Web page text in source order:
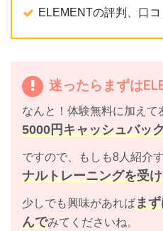
ELEMENTの評判、口コ
迷ったらまずは
なんと！体験無料に加えて
5000円キャッシュバッ
ですので、もしも8人紹介
ナルトレーニングを受
少しでも興味があればま
んでみてくださいね。